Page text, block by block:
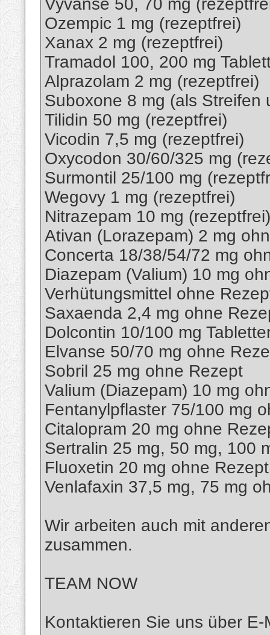
Vyvanse 50, 70 mg
Ozempic 1 mg (rezeptfrei)
Xanax 2 mg (rezeptfrei)
Tramadol 100, 200 mg
Alprazolam 2 mg (rezeptfrei)
Suboxone 8 mg (als Streifen
Tilidin 50 mg (rezeptfrei)
Vicodin 7,5 mg (rezeptfrei)
Oxycodon 30/60/325 mg
Surmontil 25/100 mg
Wegovy 1 mg (rezeptfrei)
Nitrazepam 10 mg (rezeptfrei)
Ativan (Lorazepam) 2 mg
Concerta 18/38/54/72 mg
Diazepam (Valium) 10 mg
Verhütungsmittel ohne
Saxaenda 2,4 mg ohne
Dolcontin 10/100 mg
Elvanse 50/70 mg ohne
Sobril 25 mg ohne Rezept
Valium (Diazepam) 10 mg
Fentanylpflaster 75/100 mg
Citalopram 20 mg ohne
Sertralin 25 mg, 50 mg, 100
Fluoxetin 20 mg ohne Rezept
Venlafaxin 37,5 mg, 75 mg
Wir arbeiten auch mit
zusammen.
TEAM NOW
Kontaktieren Sie uns über